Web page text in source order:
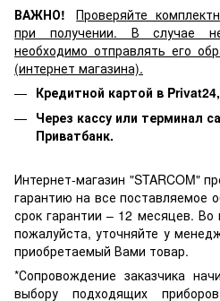
ВАЖНО!
Проверяйте
при получении. В случае
необходимо отправлять его
(интернет магазина).
Кредитной картой в
Через кассу или терминал
Приватбанк.
Интернет-магазин "STARCOM"
гарантию на все поставляемое
срок гарантии – 12 месяцев. Во
пожалуйста, уточняйте у
приобретаемый Вами товар.
*Сопровождение заказчика
выбору подходящих